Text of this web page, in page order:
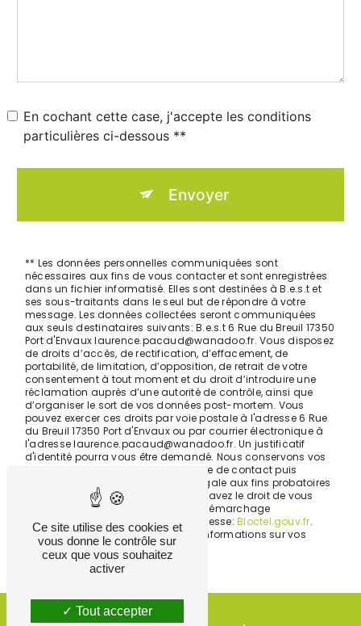
En cochant cette case, j'accepte les conditions
particulières ci-dessous **
Envoyer
** Les données personnelles communiquées sont
nécessaires aux fins de vous contacter et sont enregistrées
dans un fichier informatisé. Elles sont destinées à B.e.s.t et
ses sous-traitants dans le seul but de répondre à votre
message. Les données collectées seront communiquées
aux seuls destinataires suivants: B.e.s.t 6 Rue du Breuil 17350
Port d'Envaux laurence.pacaud@wanadoo.fr. Vous disposez
de droits d’accès, de rectification, d’effacement, de
portabilité, de limitation, d’opposition, de retrait de votre
consentement à tout moment et du droit d’introduire une
réclamation auprès d’une autorité de contrôle, ainsi que
d’organiser le sort de vos données post-mortem. Vous
pouvez exercer ces droits par voie postale à l'adresse 6 Rue
du Breuil 17350 Port d'Envaux ou par courrier électronique à
l'adresse laurence.pacaud@wanadoo.fr. Un justificatif
d'identité pourra vous être demandé. Nous conservons vos
données pendant la période de prise de contact puis
pendant la durée de prescription légale aux fins probatoires
et de gestion des contentieux. Vous avez le droit de vous
inscrire sur la liste d'opposition au démarchage
téléphonique, disponible à cette adresse:Bloctel.gouv.fr.
Consultez le site cnil.fr pour plus d’informations sur vos
droits.
Ce site utilise des cookies et
vous donne le contrôle sur
ceux que vous souhaitez
activer
Tout accepter